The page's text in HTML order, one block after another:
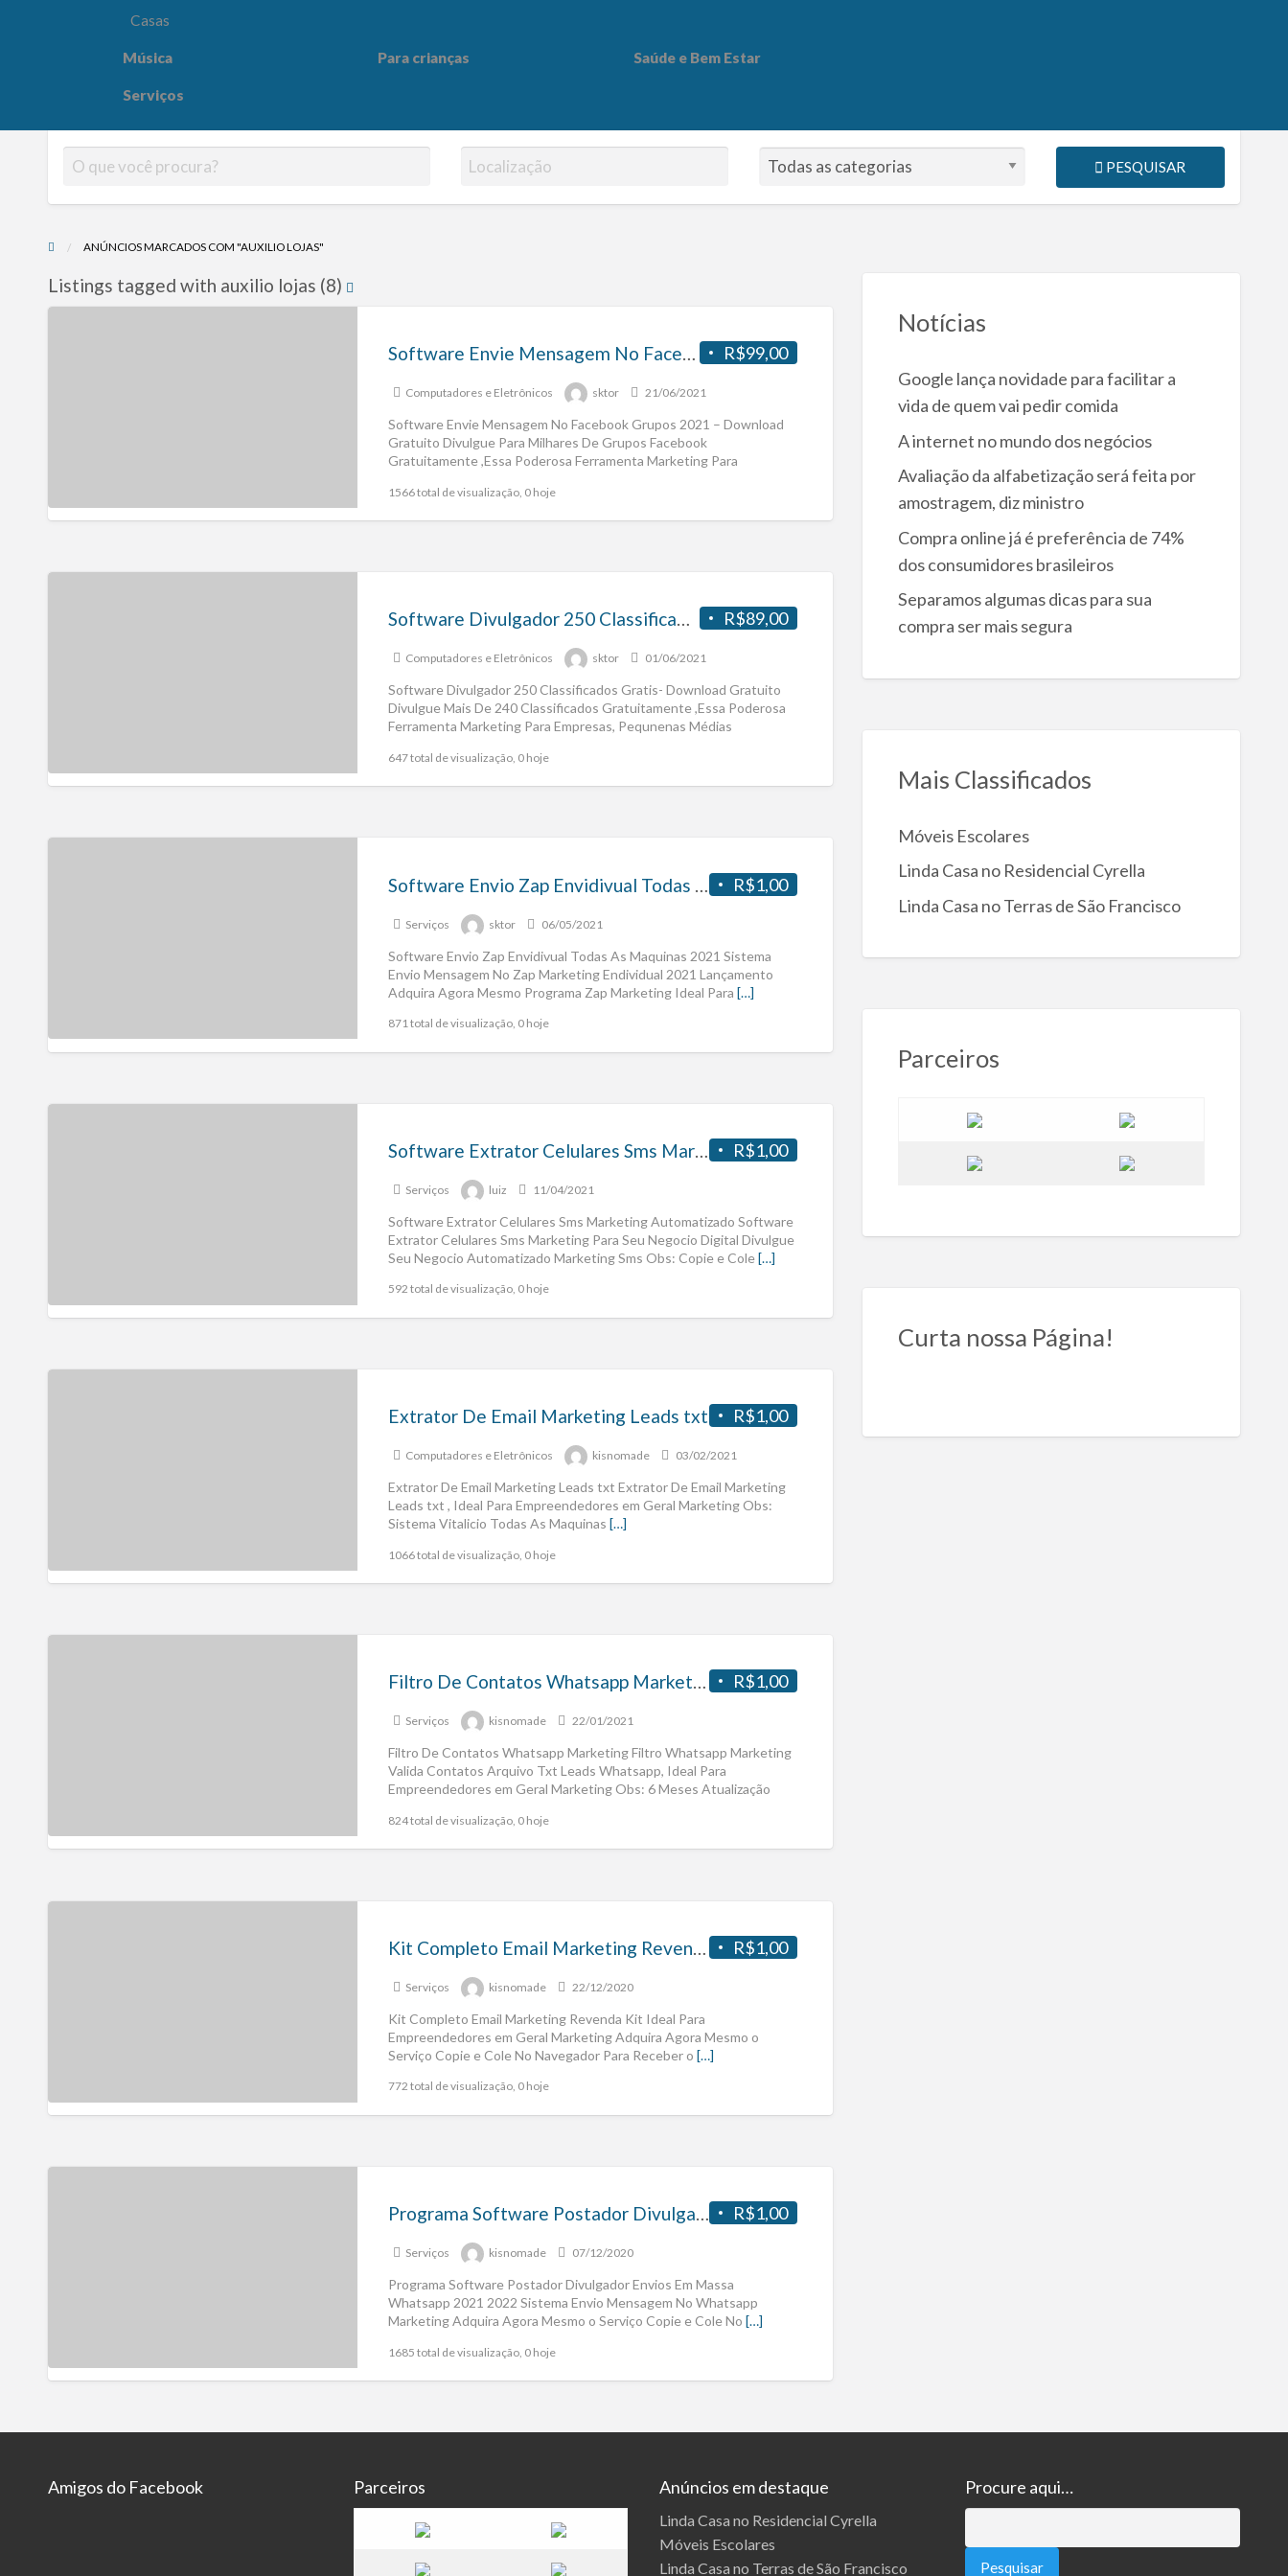
Casas
Música Para crianças Saúde e Bem Estar
Serviços
PESQUISAR
ANÚNCIOS MARCADOS COM "AUXILIO LOJAS"
Listings tagged with auxilio lojas (8)
R$99,00
Software Envie Mensagem No Facebook Grupos 2021 – Download Gratuito
Computadores e Eletrônicos sktor 21/06/2021
Software Envie Mensagem No Facebook Grupos 2021 – Download
Gratuito Divulgue Para Milhares De Grupos Facebook
Gratuitamente ,Essa Poderosa Ferramenta Marketing Para
1566 total de visualização, 0 hoje
R$89,00
Software Divulgador 250 Classificados Gratis- Download Gratuito
Computadores e Eletrônicos sktor 01/06/2021
Software Divulgador 250 Classificados Gratis- Download Gratuito
Divulgue Mais De 240 Classificados Gratuitamente ,Essa Poderosa
Ferramenta Marketing Para Empresas, Pequnenas Médias
647 total de visualização, 0 hoje
R$1,00
Serviços sktor 06/05/2021
Software Envio Zap Envidivual Todas As Maquinas 2021 Sistema
Envio Mensagem No Zap Marketing Endividual 2021 Lançamento
Adquira Agora Mesmo Programa Zap Marketing Ideal Para […]
871 total de visualização, 0 hoje
R$1,00
Software Extrator Celulares Sms Marketing
Serviços luiz 11/04/2021
Software Extrator Celulares Sms Marketing Automatizado Software
Extrator Celulares Sms Marketing Para Seu Negocio Digital Divulgue
Seu Negocio Automatizado Marketing Sms Obs: Copie e Cole[…]
592 total de visualização, 0 hoje
R$1,00
Extrator De Email Marketing Leads txt
Computadores e Eletrônicos kisnomade 03/02/2021
Extrator De Email Marketing Leads txt Extrator De Email Marketing
Leads txt , Ideal Para Empreendedores em Geral Marketing Obs:
Sistema Vitalicio Todas As Maquinas […]
1066 total de visualização, 0 hoje
R$1,00
Filtro De Contatos Whatsapp Marketing
Serviços kisnomade 22/01/2021
Filtro De Contatos Whatsapp Marketing Filtro Whatsapp Marketing
Valida Contatos Arquivo Txt Leads Whatsapp, Ideal Para
Empreendedores em Geral Marketing Obs: 6 Meses Atualização
824 total de visualização, 0 hoje
R$1,00
Kit Completo Email Marketing Revenda
Serviços kisnomade 22/12/2020
Kit Completo Email Marketing Revenda Kit Ideal Para
Empreendedores em Geral Marketing Adquira Agora Mesmo o
Serviço Copie e Cole No Navegador Para Receber o […]
772 total de visualização, 0 hoje
R$1,00
Programa Software Postador Divulgador Envios Em Massa Whatsapp 2021 2022
Serviços kisnomade 07/12/2020
Programa Software Postador Divulgador Envios Em Massa
Whatsapp 2021 2022 Sistema Envio Mensagem No Whatsapp
Marketing Adquira Agora Mesmo o Serviço Copie e Cole No […]
1685 total de visualização, 0 hoje
Notícias
Google lança novidade para facilitar a
vida de quem vai pedir comida
A internet no mundo dos negócios
Avaliação da alfabetização será feita por
amostragem, diz ministro
Compra online já é preferência de 74%
dos consumidores brasileiros
Separamos algumas dicas para sua
compra ser mais segura
Mais Classificados
Móveis Escolares
Linda Casa no Residencial Cyrella
Linda Casa no Terras de São Francisco
Parceiros
Curta nossa Página!
Amigos do Facebook Parceiros Anúncios em destaque
Linda Casa no Residencial Cyrella
Móveis Escolares
Linda Casa no Terras de São Francisco
Procure aqui…
por: